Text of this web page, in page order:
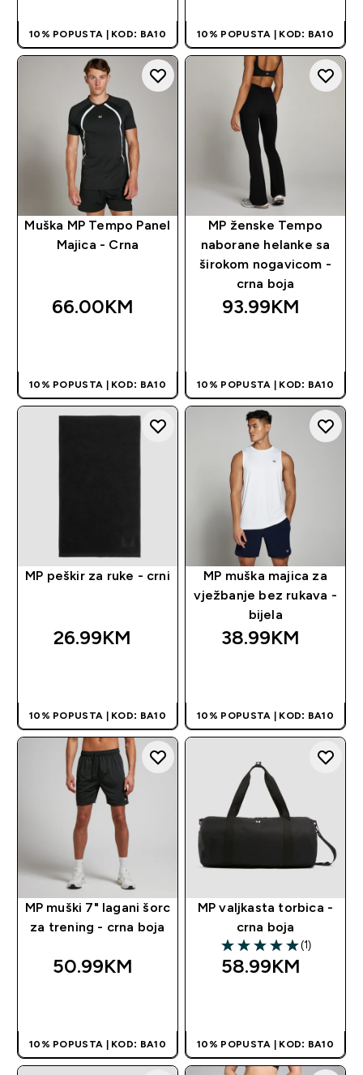
10% POPUSTA | KOD: BA10 10% POPUSTA | KOD: BA10
Muška MP Tempo Panel
Majica - Crna
66.00KM‎
10% POPUSTA | KOD: BA10
MP ženske Tempo
naborane helanke sa
širokom nogavicom -
crna boja
93.99KM‎
10% POPUSTA | KOD: BA10
MP peškir za ruke - crni
26.99KM‎
10% POPUSTA | KOD: BA10
MP muška majica za
vježbanje bez rukava -
bijela
38.99KM‎
10% POPUSTA | KOD: BA10
MP muški 7" lagani šorc
za trening - crna boja
50.99KM‎
10% POPUSTA | KOD: BA10
MP valjkasta torbica -
crna boja
5 out of 5 stars
(1)
58.99KM‎
10% POPUSTA | KOD: BA10